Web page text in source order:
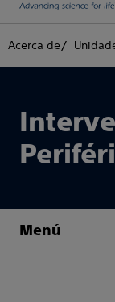
Acerca de
Menú